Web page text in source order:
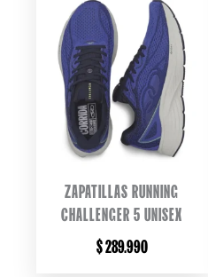
ZAPATILLAS RUNNING
CHALLENGER 5 UNISEX
$289.990